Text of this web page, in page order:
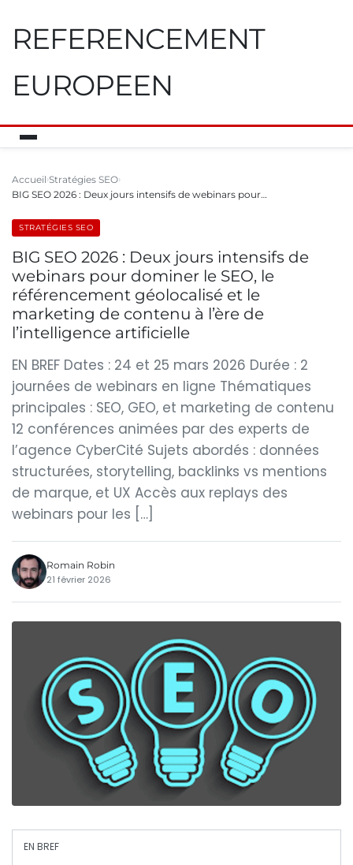
REFERENCEMENT
EUROPEEN
Accueil Stratégies SEO
BIG SEO 2026 : Deux jours intensifs de webinars pour…
STRATÉGIES SEO
BIG SEO 2026 : Deux jours intensifs de
webinars pour dominer le SEO, le
référencement géolocalisé et le
marketing de contenu à l’ère de
l’intelligence artificielle
EN BREF Dates : 24 et 25 mars 2026 Durée : 2
journées de webinars en ligne Thématiques
principales : SEO, GEO, et marketing de contenu
12 conférences animées par des experts de
l’agence CyberCité Sujets abordés : données
structurées, storytelling, backlinks vs mentions
de marque, et UX Accès aux replays des
webinars pour les […]
Romain Robin
21 février 2026
EN BREF